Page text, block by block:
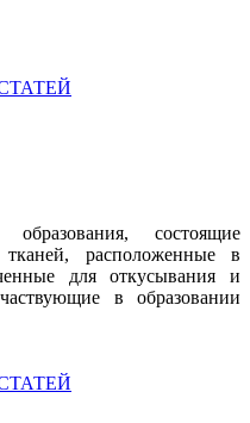
состоящие
расположенные в
для откусывания и
в образовании